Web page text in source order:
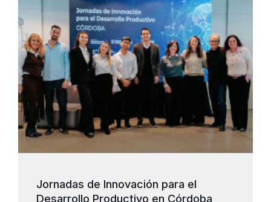
Jornadas de Innovación para el
Desarrollo Productivo en Córdoba